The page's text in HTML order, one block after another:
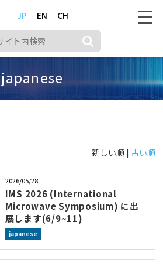
JP EN CH
japanese
新しい順 | 古い順
2026/05/28
IMS 2026 (International
Microwave Symposium) に出
展します(6/9~11)
japanese